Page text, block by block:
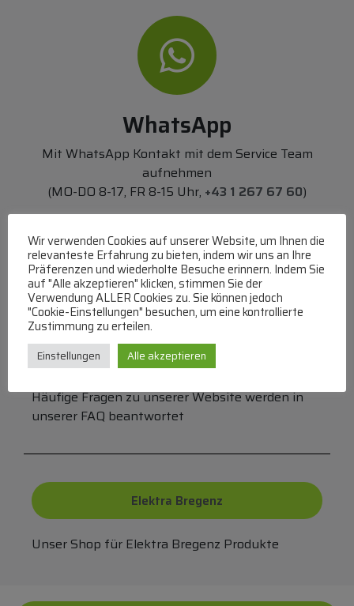
WhatsApp
Mit WhatsApp Kontakt mit dem Service Team
aufnehmen
(MO-DO 8-17, FR 8-15 Uhr, +43 1 267 67 60)
Überweisung
PayPal
VISA
MasterCard
FAQ
Häufige Fragen zu unserer Website werden in
unserer FAQ beantwortet
Elektra Bregenz
Unser Shop für Elektra Bregenz Produkte
Wir verwenden Cookies auf unserer Website, um Ihnen die
relevanteste Erfahrung zu bieten, indem wir uns an Ihre
Präferenzen und wiederholte Besuche erinnern. Indem Sie
auf "Alle akzeptieren" klicken, stimmen Sie der
Verwendung ALLER Cookies zu. Sie können jedoch
"Cookie-Einstellungen" besuchen, um eine kontrollierte
Zustimmung zu erteilen.
Einstellungen Alle akzeptieren